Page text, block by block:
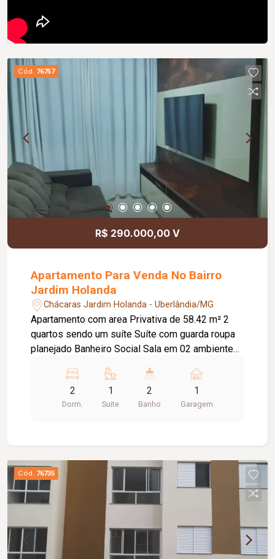
Cód. 76757
R$ 290.000,00 V
Apartamento Para Venda No Bairro
Jardim Holanda
Chácaras Jardim Holanda - Uberlândia/MG
Apartamento com area Privativa de 58.42 m² 2
quartos sendo um suíte Suíte com guarda roupa
planejado Banheiro Social Sala em 02 ambientes
Portaria 24 horas Área de Lazer com piscina
adulto e infantil 3 quiosques com churrasqueiras
Piscina adulto e infantil 1 vaga de garagem Salão
Água e Gás
2
Dorm.
1
Suite
2
Banho
1
Garagem
Cód. 76735